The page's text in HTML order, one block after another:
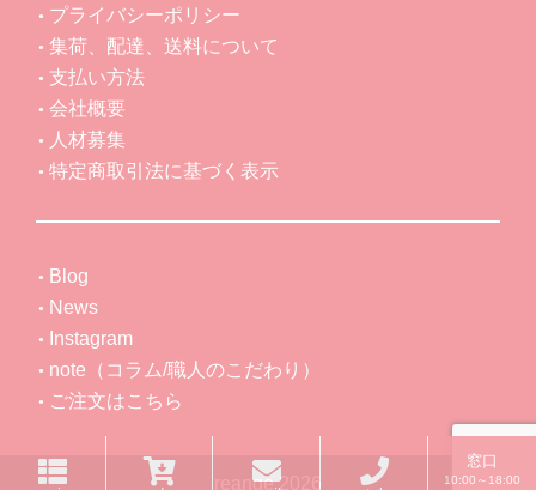
窓口
10:00～18:00
プライバシーポリシー
集荷、配達、送料について
支払い方法
会社概要
人材募集
特定商取引法に基づく表示
Blog
News
Instagram
note（コラム/職人のこだわり）
ご注文はこちら
reange 2026